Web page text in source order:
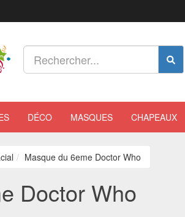
DÉCO MASQUES CHAPEAUX
Masque du 6eme Doctor Who
Doctor Who